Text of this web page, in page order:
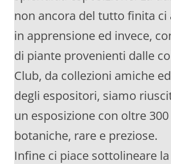
non ancora del tutto finita ci
in apprensione ed invece,
di piante provenienti dalle
Club, da collezioni amiche
degli espositori, siamo
un esposizione con oltre
botaniche, rare e preziose.
Infine ci piace sottolineare la